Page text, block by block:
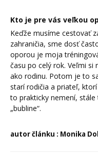
Kto je pre vás veľkou
Keďže musíme cestovať
zahraničia, sme dosť
oporou je moja
času po celý rok. Veľmi si
ako rodinu. Potom je to
starí rodičia a priateľ,
to prakticky nemení,
„bubline“.
autor článku : Monika